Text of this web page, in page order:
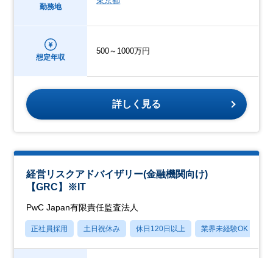
勤務地
想定年収
500～1000万円
詳しく見る
経営リスクアドバイザリー(金融機関向け)
【GRC】※IT
PwC Japan有限責任監査法人
正社員採用 土日祝休み 休日120日以上 業界未経験OK